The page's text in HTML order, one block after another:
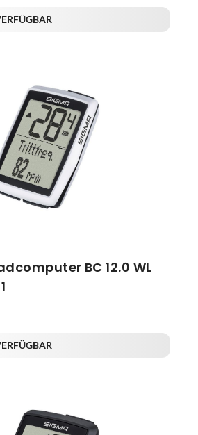
BC 12.0 WL